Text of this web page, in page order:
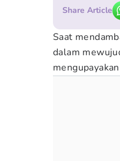
Share Article
Saat
dalam